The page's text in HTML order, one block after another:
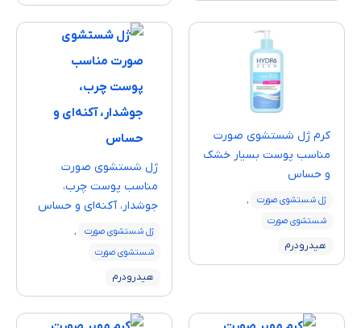
کرم ژل شستشوی صورت
مناسب پوست‌ بسیار خشک
و حساس
ژل شستشوی صورت
,
شستشوی صورت
هیدرودرم
ژل شستشوی صورت
مناسب پوست‌ چرب،
جوشدار، آکنه‌ای و حساس
ژل شستشوی صورت
,
شستشوی صورت
هیدرودرم